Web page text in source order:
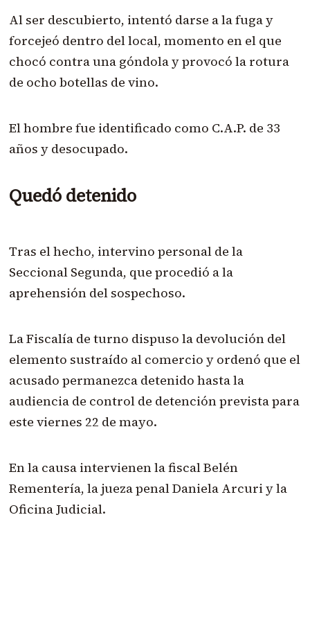
Al ser descubierto, intentó darse a la fuga y
forcejeó dentro del local, momento en el que
chocó contra una góndola y provocó la rotura
de ocho botellas de vino.
El hombre fue identificado como C.A.P. de 33
años y desocupado.
Quedó detenido
Tras el hecho, intervino personal de la
Seccional Segunda, que procedió a la
aprehensión del sospechoso.
La Fiscalía de turno dispuso la devolución del
elemento sustraído al comercio y ordenó que el
acusado permanezca detenido hasta la
audiencia de control de detención prevista para
este viernes 22 de mayo.
En la causa intervienen la fiscal Belén
Rementería, la jueza penal Daniela Arcuri y la
Oficina Judicial.